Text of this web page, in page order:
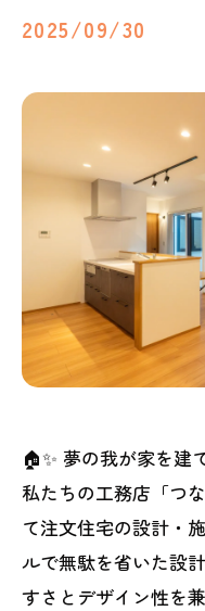
2025/09/30
🏠✨ 夢の我が家を建
私たちの工務店「つ
て注文住宅の設計・
ルで無駄を省いた設
すさとデザイン性を